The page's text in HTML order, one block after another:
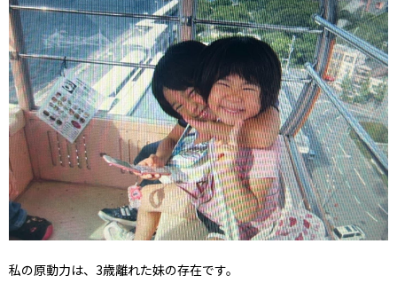
私の原動力は、3歳離れた妹の存在です。